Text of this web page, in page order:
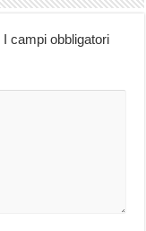
I campi obbligatori